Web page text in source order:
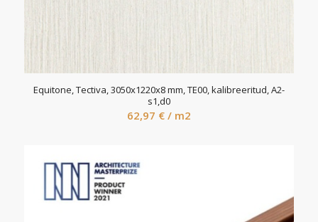
Equitone, Tectiva, 3050x1220x8 mm, TE00, kalibreeritud, A2-
s1,d0
62,97 € / m2